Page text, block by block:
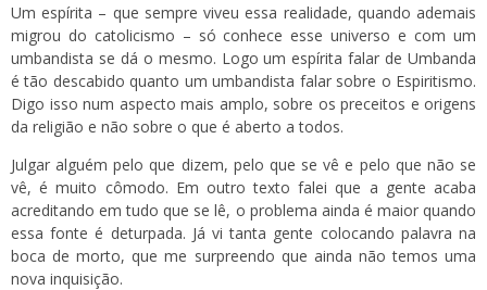
Um espírita – que sempre viveu essa realidade, quando ademais
migrou do catolicismo – só conhece esse universo e com um
umbandista se dá o mesmo. Logo um espírita falar de Umbanda
é tão descabido quanto um umbandista falar sobre o Espiritismo.
Digo isso num aspecto mais amplo, sobre os preceitos e origens
da religião e não sobre o que é aberto a todos.
Julgar alguém pelo que dizem, pelo que se vê e pelo que não se
vê, é muito cômodo. Em outro texto falei que a gente acaba
acreditando em tudo que se lê, o problema ainda é maior quando
essa fonte é deturpada. Já vi tanta gente colocando palavra na
boca de morto, que me surpreendo que ainda não temos uma
nova inquisição.